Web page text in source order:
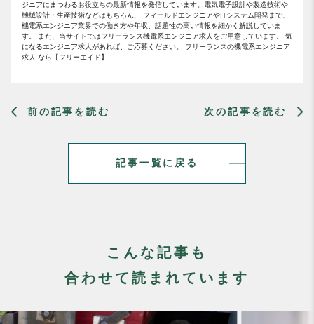
ジニアにまつわるお役立ちの最新情報を発信しています。電気電子設計や製造技術や
機械設計・生産技術などはもちろん、 フィールドエンジニアやITシステム開発まで、
機電系エンジニア業界での働き方や年収、話題性の高い情報を細かく解説していま
す。 また、当サイトではフリーランス機電系エンジニア求人をご用意しています。 気
になるエンジニア求人があれば、ご応募ください。 フリーランスの機電系エンジニア
求人 なら【フリーエイド】
前の記事を読む
記事一覧に戻る
次の記事を読む
こんな記事も
合わせて読まれています